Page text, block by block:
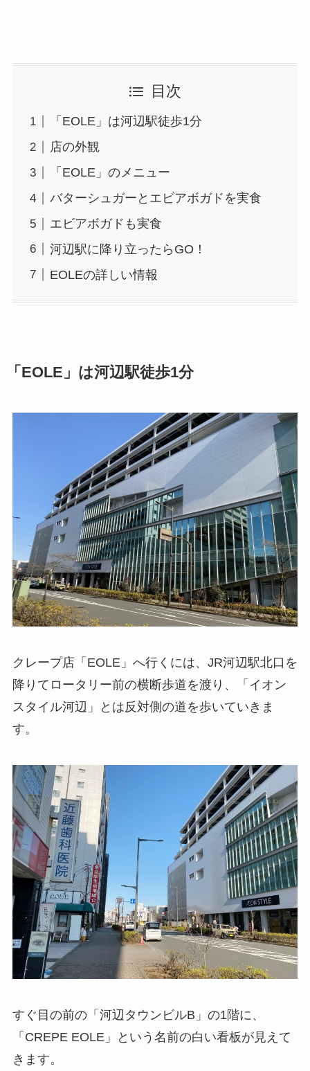
目次
「EOLE」は河辺駅徒歩1分
店の外観
「EOLE」のメニュー
バターシュガーとエビアボガドを実食
エビアボガドも実食
河辺駅に降り立ったらGO！
EOLEの詳しい情報
「EOLE」は河辺駅徒歩1分
クレープ店「EOLE」へ行くには、JR河辺駅北口を
降りてロータリー前の横断歩道を渡り、「イオン
スタイル河辺」とは反対側の道を歩いていきま
す。
すぐ目の前の「河辺タウンビルB」の1階に、
「CREPE EOLE」という名前の白い看板が見えて
きます。